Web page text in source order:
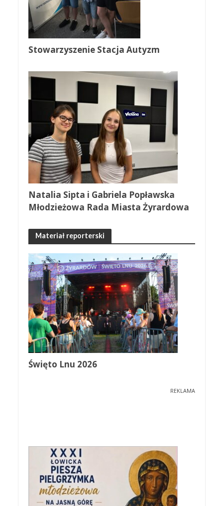
Stowarzyszenie Stacja Autyzm
Natalia Sipta i Gabriela Popławska
Młodzieżowa Rada Miasta Żyrardowa
Materiał reporterski
Święto Lnu 2026
REKLAMA